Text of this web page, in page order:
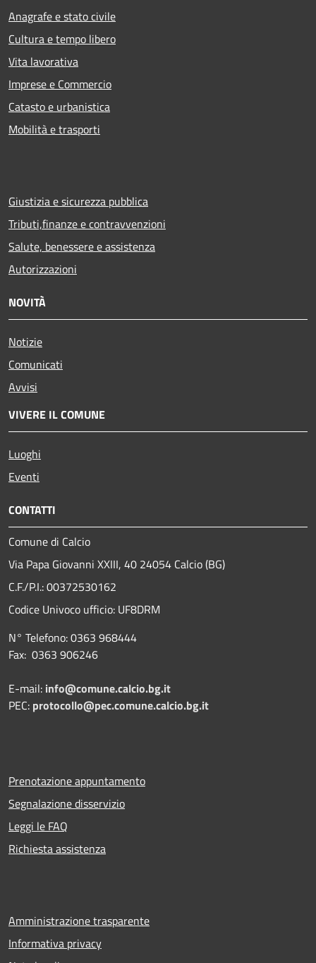
Anagrafe e stato civile
Cultura e tempo libero
Vita lavorativa
Imprese e Commercio
Catasto e urbanistica
Mobilità e trasporti
Giustizia e sicurezza pubblica
Tributi,finanze e contravvenzioni
Salute, benessere e assistenza
Autorizzazioni
NOVITÀ
Notizie
Comunicati
Avvisi
VIVERE IL COMUNE
Luoghi
Eventi
CONTATTI
Comune di Calcio
Via Papa Giovanni XXIII, 40 24054 Calcio (BG)
C.F./P.I.: 00372530162
Codice Univoco ufficio: UF8DRM
N° Telefono: 0363 968444
Fax: 0363 906246
E-mail: info@comune.calcio.bg.it
PEC: protocollo@pec.comune.calcio.bg.it
Prenotazione appuntamento
Segnalazione disservizio
Leggi le FAQ
Richiesta assistenza
Amministrazione trasparente
Informativa privacy